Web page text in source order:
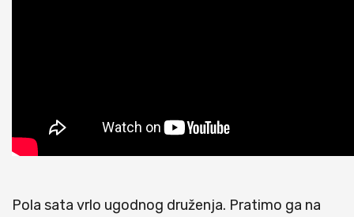
Pola sata vrlo ugodnog druženja. Pratimo ga na